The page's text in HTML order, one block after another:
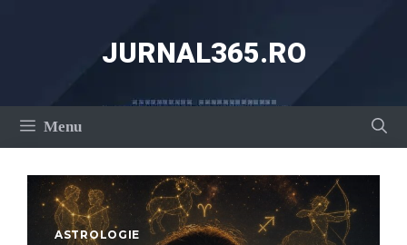
JURNAL365.RO
Menu
ASTROLOGIE